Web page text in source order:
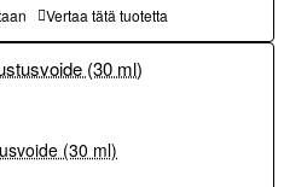
Vertaa tätä tuotetta
(30 ml)